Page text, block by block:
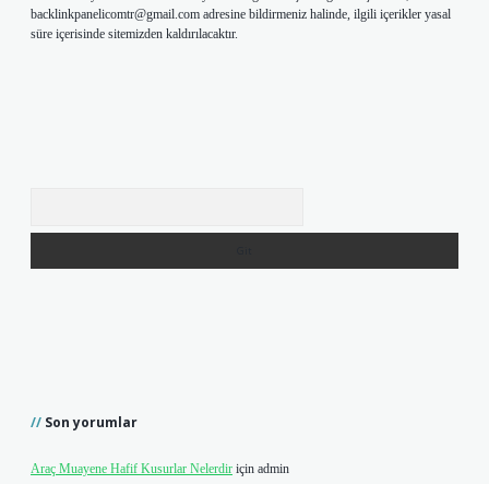
backlinkpanelicomtr@gmail.com adresine bildirmeniz halinde, ilgili içerikler yasal
süre içerisinde sitemizden kaldırılacaktır.
Son yorumlar
Araç Muayene Hafif Kusurlar Nelerdir için admin